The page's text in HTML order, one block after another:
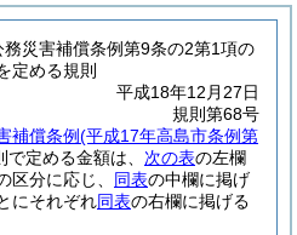
災害補償条例第9条の2第1項の
定める規則
平成18年12月27日
規則第68号
補償条例(平成17年高島市条例第
で定める金額は、 次の表の左欄
区分に応じ、 同表の中欄に掲げ
にそれぞれ同表の右欄に掲げる